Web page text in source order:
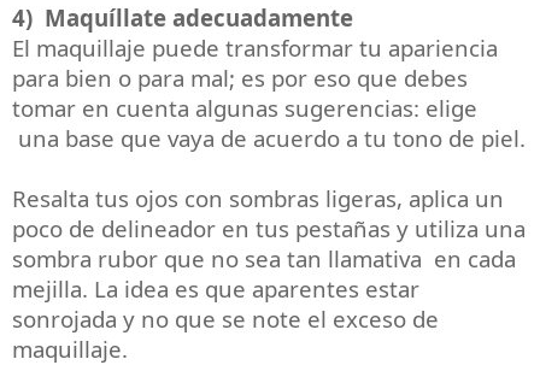
4) Maquíllate adecuadamente
El maquillaje puede transformar tu apariencia
para bien o para mal; es por eso que debes
tomar en cuenta algunas sugerencias: elige
una base que vaya de acuerdo a tu tono de piel.
Resalta tus ojos con sombras ligeras, aplica un
poco de delineador en tus pestañas y utiliza una
sombra rubor que no sea tan llamativa en cada
mejilla. La idea es que aparentes estar
sonrojada y no que se note el exceso de
maquillaje.